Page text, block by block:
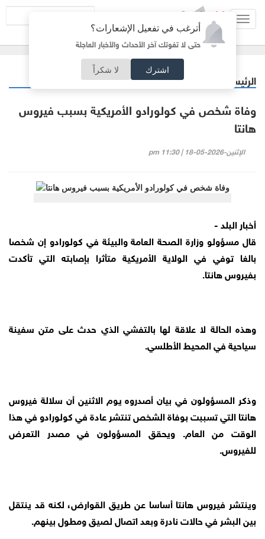
أترغب في تفعيل الإشعارات؟
حتى لا تفوتك آخر الأحداث والأخبار العاجلة
اشترك لا شكراً
الرئيسية
وفاة شخص في كولورادو الأمريكية بسبب فيروس
هانتا
الإثنين-2026-05-18 | 11:30 pm
أخبار البلد -
قال مسؤولو وزارة الصحة العامة والبيئة في كولورادو إن شخصا
بالغا توفي في الولاية الأمريكية متأثرا بإصابته التي تأكدت
بفيروس هانتا.
وهذه الحالة لا علاقة لها بالتفشي الذي حدث على متن سفينة
سياحية في المحيط الأطلسي.
وذكر المسؤولون في بيان أصدروه يوم الاثنين أن سلالة فيروس
هانتا التي تسببت بوفاة الشخص تنتشر عادة في كولورادو في هذا
الوقت من العام. ويحقق المسؤولون في مصدر التعرض
للفيروس.
وينتشر فيروس هانتا أساسا عن طريق القوارض، لكنه قد ينتقل
بين البشر في حالات نادرة وبعد اتصال لصيق ومطول بينهم.